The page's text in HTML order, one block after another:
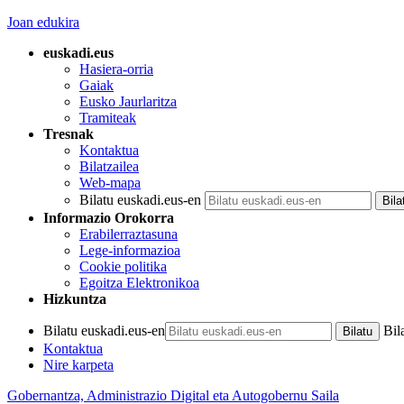
Joan edukira
euskadi.eus
Hasiera-orria
Gaiak
Eusko Jaurlaritza
Tramiteak
Tresnak
Kontaktua
Bilatzailea
Web-mapa
Bilatu euskadi.eus-en
Informazio Orokorra
Erabilerraztasuna
Lege-informazioa
Cookie politika
Egoitza Elektronikoa
Hizkuntza
Bilatu euskadi.eus-en
Kontaktua
Nire karpeta
Gobernantza, Administrazio Digital eta Autogobernu Saila